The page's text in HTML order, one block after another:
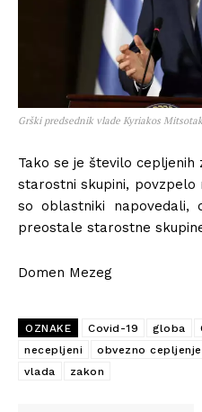
Grški predsednik vlade Kyriakos
Tako se je število
starostni skupini, povzpelo
so oblastniki napovedali,
preostale starostne
Domen Mezeg
OZNAKE Covid-19 globa
necepljeni
obvezno cepljenje
vlada
zakon